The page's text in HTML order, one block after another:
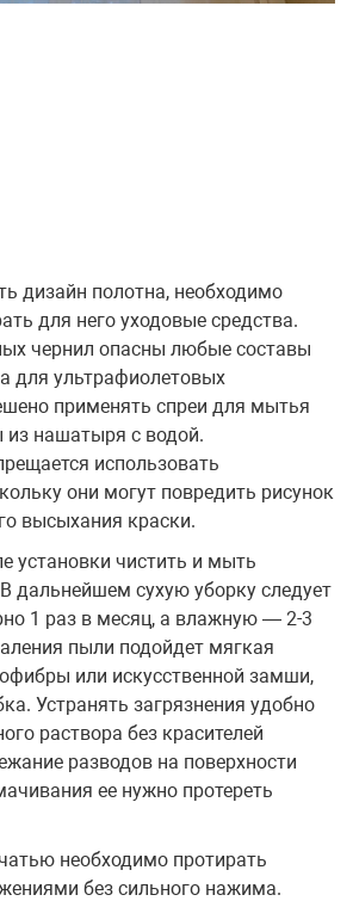
дизайн полотна, необходимо
для него уходовые средства.
чернил опасны любые составы
для ультрафиолетовых
применять спреи для мытья
из нашатыря с водой.
использовать
они могут повредить рисунок
высыхания краски.
установки чистить и мыть
дальнейшем сухую уборку следует
1 раз в месяц, а влажную — 2-3
пыли подойдет мягкая
или искусственной замши,
Устранять загрязнения удобно
раствора без красителей
разводов на поверхности
ее нужно протереть
необходимо протирать
без сильного нажима.